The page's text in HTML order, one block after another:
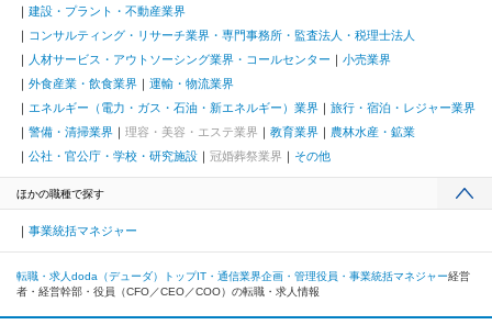
建設・プラント・不動産業界
コンサルティング・リサーチ業界・専門事務所・監査法人・税理士法人
人材サービス・アウトソーシング業界・コールセンター
小売業界
外食産業・飲食業界
運輸・物流業界
エネルギー（電力・ガス・石油・新エネルギー）業界
旅行・宿泊・レジャー業界
警備・清掃業界
理容・美容・エステ業界 教育業界
農林水産・鉱業
公社・官公庁・学校・研究施設
冠婚葬祭業界 その他
ほかの職種で探す
事業統括マネジャー
転職・求人doda（デューダ）トップIT・通信業界企画・管理役員・事業統括マネジャー経営
者・経営幹部・役員（CFO／CEO／COO）の転職・求人情報